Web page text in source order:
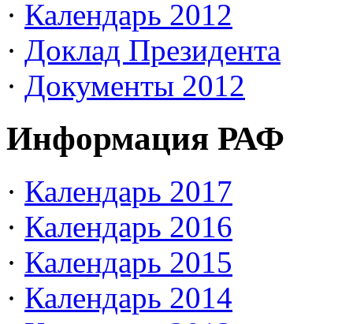
· Календарь 2012
· Доклад Президента
· Документы 2012
Информация РАФ
· Календарь 2017
· Календарь 2016
· Календарь 2015
· Календарь 2014